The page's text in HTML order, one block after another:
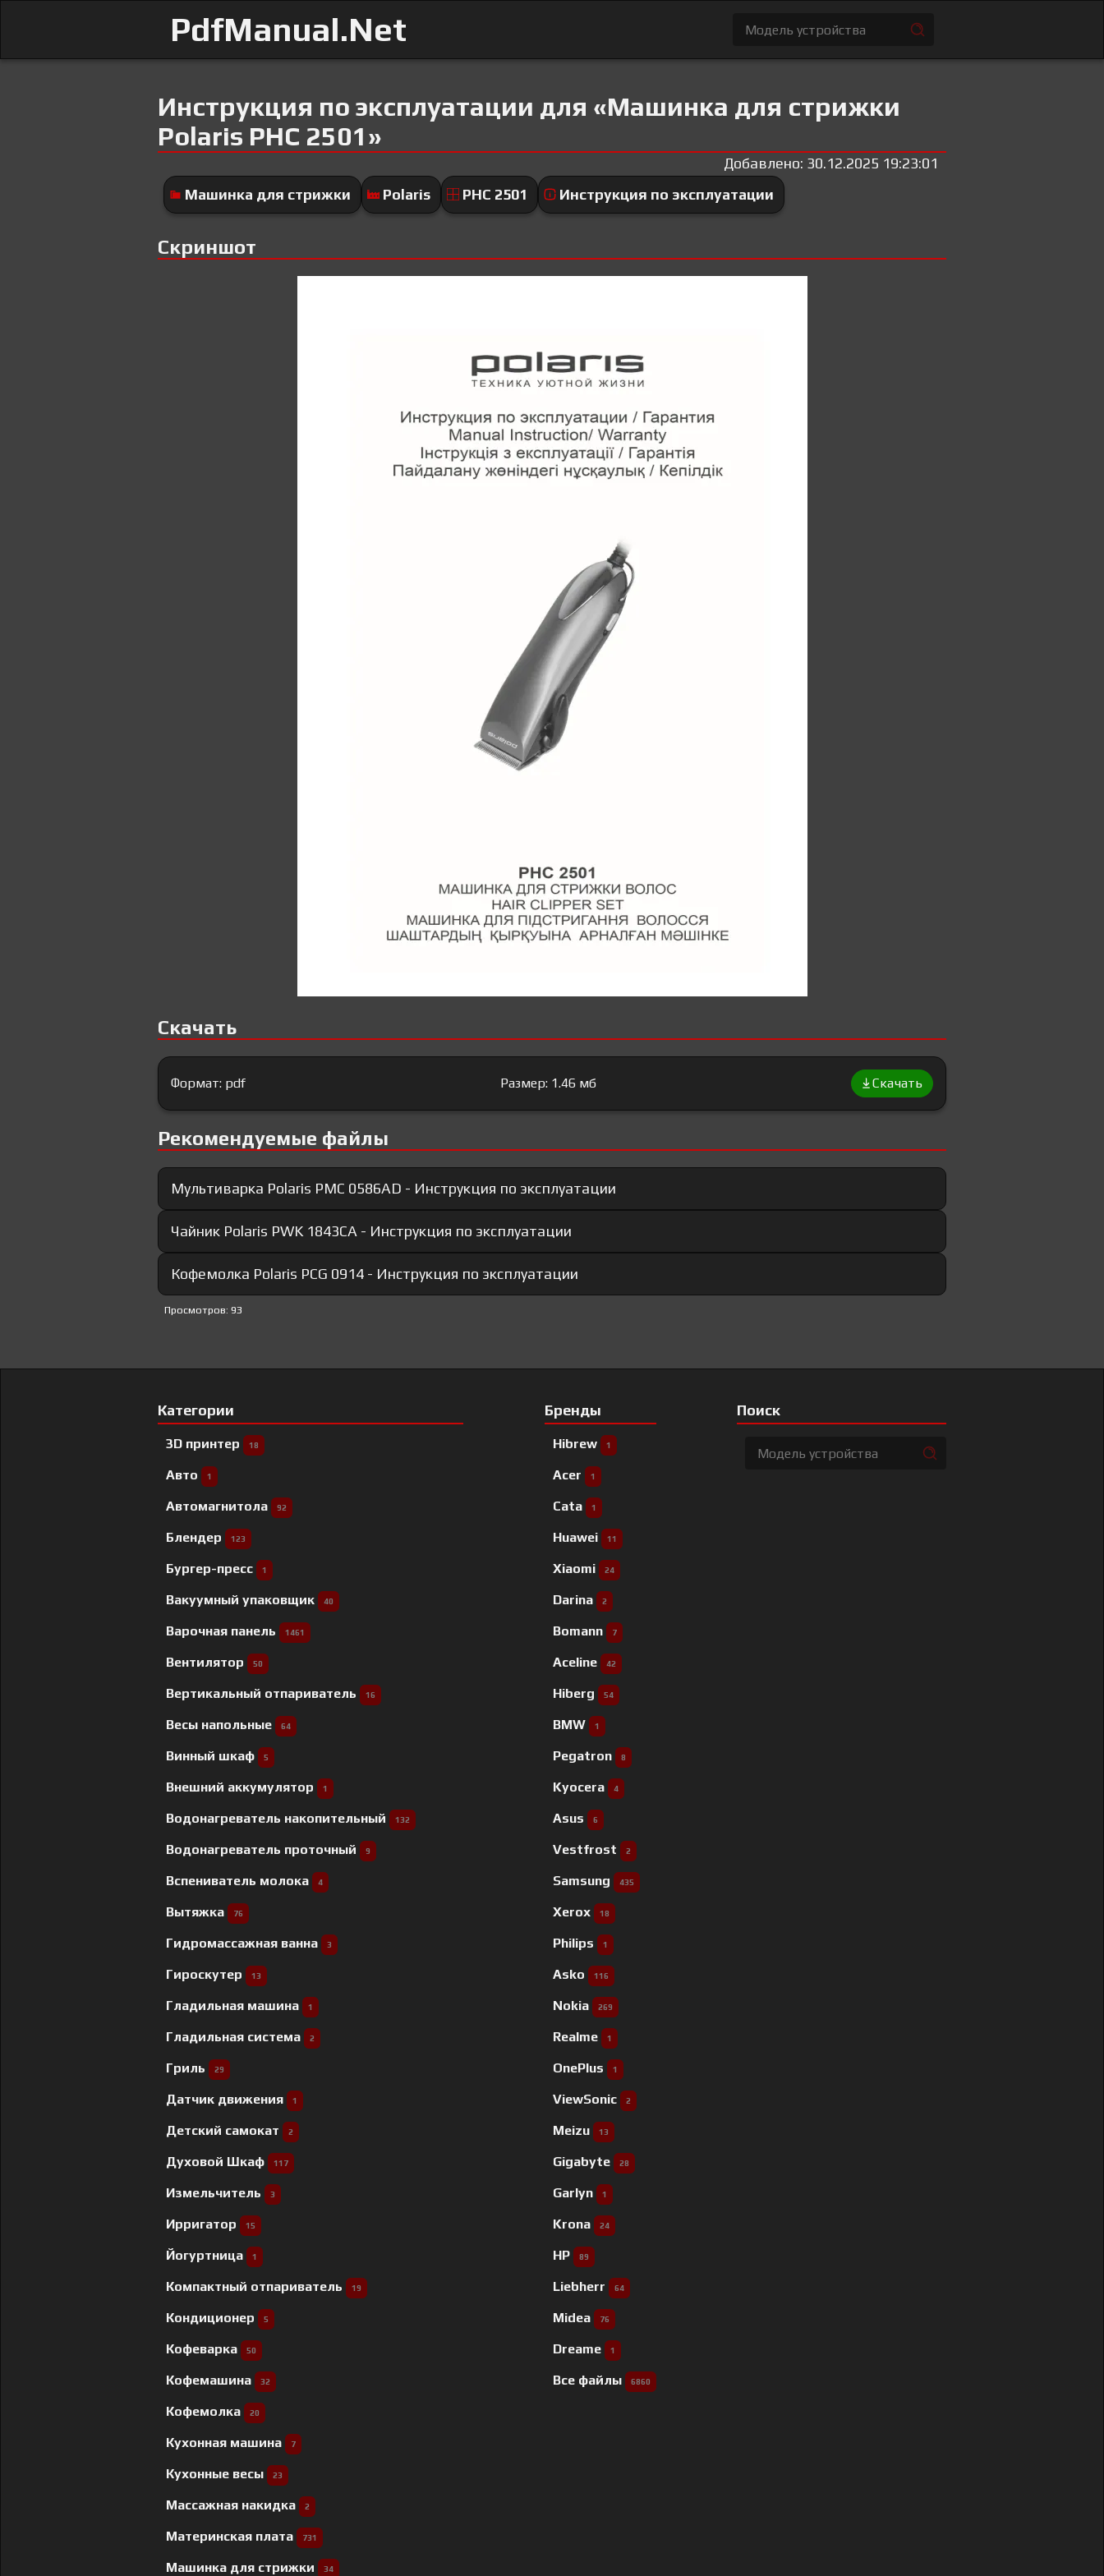
PdfManual.Net
Инструкция по эксплуатации для «Машинка для стрижки
Polaris PHC 2501»
Добавлено: 30.12.2025 19:23:01
Машинка для стрижки
Polaris PHC 2501 Инструкция по эксплуатации
Скриншот
Скачать
Формат: pdf Размер: 1.46 мб Скачать
Рекомендуемые файлы
Мультиварка Polaris PMC 0586AD - Инструкция по эксплуатации
Чайник Polaris PWK 1843CA - Инструкция по эксплуатации
Кофемолка Polaris PCG 0914 - Инструкция по эксплуатации
Просмотров: 93
Категории
3D принтер 18
Авто 1
Автомагнитола 92
Блендер 123
Бургер-пресс 1
Вакуумный упаковщик 40
Варочная панель 1461
Вентилятор 50
Вертикальный отпариватель 16
Весы напольные 64
Винный шкаф 5
Внешний аккумулятор 1
Водонагреватель накопительный 132
Водонагреватель проточный 9
Вспениватель молока 4
Вытяжка 76
Гидромассажная ванна 3
Гироскутер 13
Гладильная машина 1
Гладильная система 2
Гриль 29
Датчик движения 1
Детский самокат 2
Духовой Шкаф 117
Измельчитель 3
Ирригатор 15
Йогуртница 1
Компактный отпариватель 19
Кондиционер 5
Кофеварка 50
Кофемашина 32
Кофемолка 20
Кухонная машина 7
Кухонные весы 23
Массажная накидка 2
Материнская плата 731
Машинка для стрижки 34
Бренды
Hibrew 1
Acer 1
Cata 1
Huawei 11
Xiaomi 24
Darina 2
Bomann 7
Aceline 42
Hiberg 54
BMW 1
Pegatron 8
Kyocera 4
Asus 6
Vestfrost 2
Samsung 435
Xerox 18
Philips 1
Asko 116
Nokia 269
Realme 1
OnePlus 1
ViewSonic 2
Meizu 13
Gigabyte 28
Garlyn 1
Krona 24
HP 89
Liebherr 64
Midea 76
Dreame 1
Все файлы 6860
Поиск